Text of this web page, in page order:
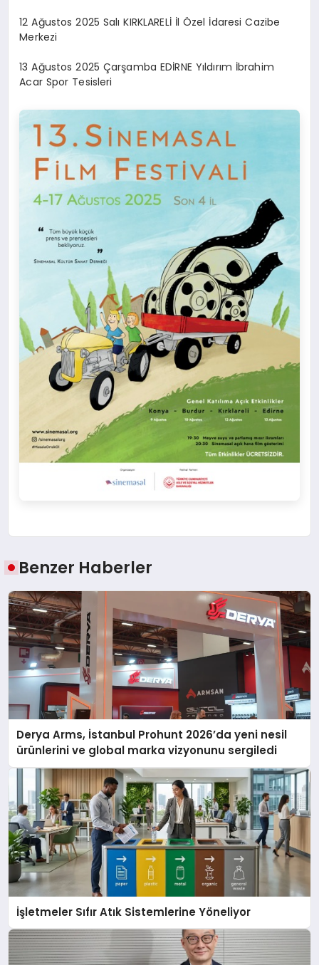
12 Ağustos 2025 Salı KIRKLARELİ İl Özel İdaresi Cazibe
Merkezi
13 Ağustos 2025 Çarşamba EDİRNE Yıldırım İbrahim
Acar Spor Tesisleri
Benzer Haberler
Derya Arms, İstanbul Prohunt 2026’da yeni nesil
ürünlerini ve global marka vizyonunu sergiledi
İşletmeler Sıfır Atık Sistemlerine Yöneliyor